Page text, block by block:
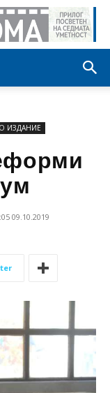
ИЗДАНИЕ
09.10.2019